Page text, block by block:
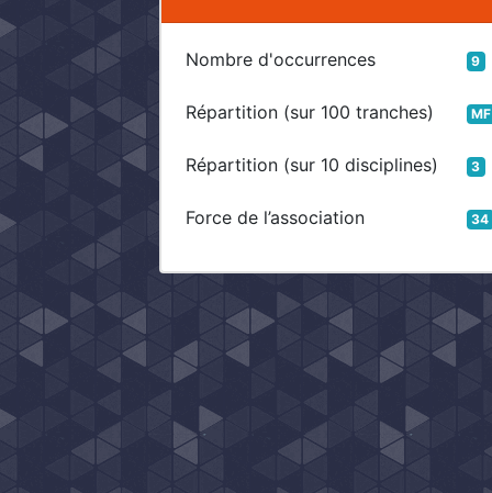
Nombre d'occurrences 9
Répartition (sur 100 tranches) MF
Répartition (sur 10 disciplines) 3
Force de l’association 34